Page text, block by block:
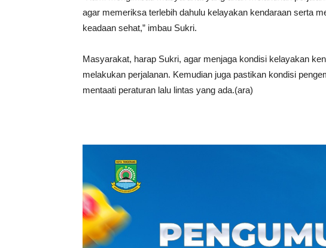
agar memeriksa terlebih dahulu kelayakan kendaraan serta
keadaan sehat,” imbau Sukri.
Masyarakat, harap Sukri, agar menjaga kondisi kelayakan
melakukan perjalanan. Kemudian juga pastikan kondisi
mentaati peraturan lalu lintas yang ada.(ara)